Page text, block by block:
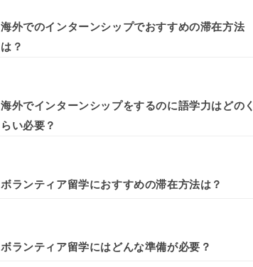
海外でのインターンシップでおすすめの滞在方法
は？
海外でインターンシップをするのに語学力はどのく
らい必要？
ボランティア留学におすすめの滞在方法は？
ボランティア留学にはどんな準備が必要？